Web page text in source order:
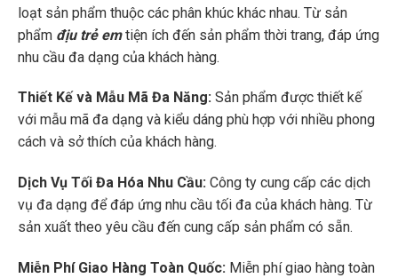
loạt sản phẩm thuộc các phân khúc khác nhau. Từ sản
phẩm địu trẻ emtiện ích đến sản phẩm thời trang, đáp ứng
nhu cầu đa dạng của khách hàng.
Thiết Kế và Mẫu Mã Đa Năng: Sản phẩm được thiết kế
với mẫu mã đa dạng và kiểu dáng phù hợp với nhiều phong
cách và sở thích của khách hàng.
Dịch Vụ Tối Đa Hóa Nhu Cầu: Công ty cung cấp các dịch
vụ đa dạng để đáp ứng nhu cầu tối đa của khách hàng. Từ
sản xuất theo yêu cầu đến cung cấp sản phẩm có sẵn.
Miễn Phí Giao Hàng Toàn Quốc: Miễn phí giao hàng toàn